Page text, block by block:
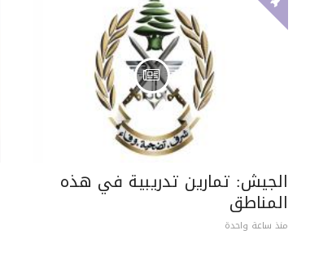
الجيش: تمارين تدريبية في هذه
المناطق
منذ ساعة واحدة